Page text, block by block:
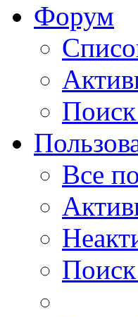
Форум
Все
Поиск